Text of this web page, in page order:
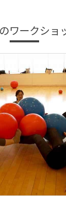
ワークショ